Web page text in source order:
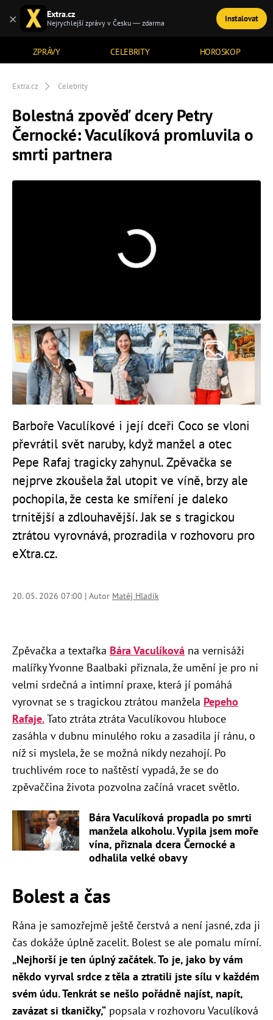
ZPRÁVY CELEBRITY HOROSKOP
TÉMATA
Extra.cz Celebrity
Bolestná zpověď dcery Petry
Černocké: Vaculíková promluvila o
smrti partnera
Barboře Vaculíkové i její dceři Coco se vloni
převrátil svět naruby, když manžel a otec
Pepe Rafaj tragicky zahynul. Zpěvačka se
nejprve zkoušela žal utopit ve víně, brzy ale
pochopila, že cesta ke smíření je daleko
trnitější a zdlouhavější. Jak se s tragickou
ztrátou vyrovnává, prozradila v rozhovoru pro
eXtra.cz.
20. 05. 2026 07:00 | Autor Matěj Hladík
Zpěvačka a textařka Bára Vaculíková na vernisáži
malířky Yvonne Baalbaki přiznala, že umění je pro ni
velmi srdečná a intimní praxe, která jí pomáhá
vyrovnat se s tragickou ztrátou manžela Pepeho
Rafaje.Tato ztráta ztráta Vaculíkovou hluboce
zasáhla v dubnu minulého roku a zasadila jí ránu, o
níž si myslela, že se možná nikdy nezahojí. Po
truchlivém roce to naštěstí vypadá, že se do
zpěvaččina života pozvolna začíná vracet světlo.
Bára Vaculíková propadla po smrti
manžela alkoholu. Vypila jsem moře
vína, přiznala dcera Černocké a
odhalila velké obavy
Bolest a čas
Rána je samozřejmě ještě čerstvá a není jasné, zda ji
čas dokáže úplně zacelit. Bolest se ale pomalu mírní.
„Nejhorší je ten úplný začátek. To je, jako by vám
někdo vyrval srdce z těla a ztratili jste sílu v každém
svém údu. Tenkrát se nešlo pořádně najíst, napít,
zavázat si tkaničky,“ popsala v rozhovoru Vaculíková
× Extra.cz
Nejrychlejší zprávy v Česku — zdarma Instalovat